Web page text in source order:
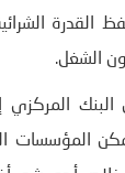
القدرة
الشغل.
المركزي
المؤسسات